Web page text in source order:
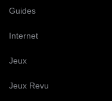
Guides
Internet
Jeux
Jeux Revu